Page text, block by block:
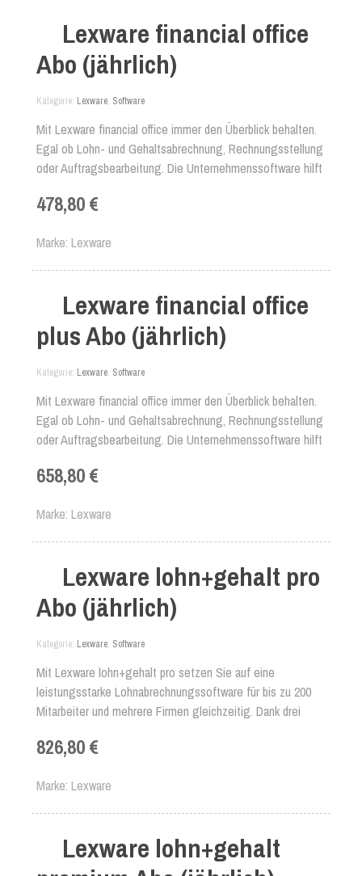
Lexware financial office
Abo (jährlich)
Kategorie Lexware, Software
Mit Lexware financial office immer den Überblick behalten.
Egal ob Lohn- und Gehaltsabrechnung, Rechnungsstellung
oder Auftragsbearbeitung. Die Unternehmenssoftware hilft
478,80 €
Marke Lexware
Lexware financial office
plus Abo (jährlich)
Kategorie Lexware, Software
Mit Lexware financial office immer den Überblick behalten.
Egal ob Lohn- und Gehaltsabrechnung, Rechnungsstellung
oder Auftragsbearbeitung. Die Unternehmenssoftware hilft
658,80 €
Marke Lexware
Lexware lohn+gehalt pro
Abo (jährlich)
Kategorie Lexware, Software
Mit Lexware lohn+gehalt pro setzen Sie auf eine
leistungsstarke Lohnabrechnungssoftware für bis zu 200
Mitarbeiter und mehrere Firmen gleichzeitig. Dank drei
der Software. Egal ob Abrechnung von Minijob,
Vorteil - die professionelle Lohnabrechnungssoftware
826,80 €
Marke Lexware
Lexware lohn+gehalt